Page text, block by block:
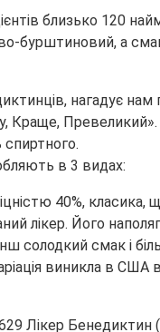
близько 120
бурштиновий, а
нагадує
Краще,
спиртного.
в 3 видах:
40%, класика,
лікер. Його
солодкий смак і
виникла в США